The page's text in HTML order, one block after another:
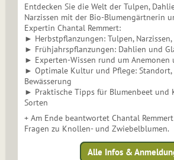
Entdecken Sie die Welt der Tulpen,
Narzissen mit der Bio-Blumengärtnerin
Expertin Chantal Remmert:
► Herbstpflanzungen: Tulpen,
► Frühjahrspflanzungen: Dahlien und
► Experten-Wissen rund um Anemonen
► Optimale Kultur und Pflege: Standort,
Bewässerung
► Praktische Tipps für Blumenbeet und
Sorten
+ Am Ende beantwortet Chantal
Fragen zu Knollen- und Zwiebelblumen.
Alle Infos &